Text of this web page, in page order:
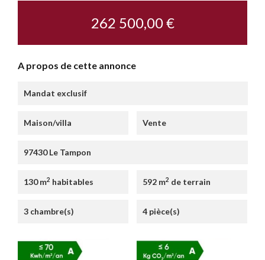
262 500,00 €
A propos de cette annonce
Mandat exclusif
Maison/villa Vente
97430 Le Tampon
130 m2 habitables 592 m2 de terrain
3 chambre(s) 4 pièce(s)